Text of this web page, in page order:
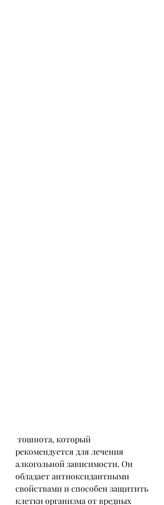
рекомендуется для лечения
алкогольной зависимости. Он
обладает антиоксидантными
свойствами и способен защитить
клетки организма от вредных